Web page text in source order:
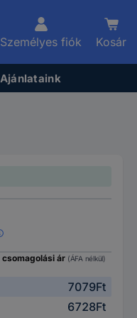
Személyes fiók Kosár
Ajánlataink
csomagolási ár (ÁFA nélkül)
7079Ft
6728Ft